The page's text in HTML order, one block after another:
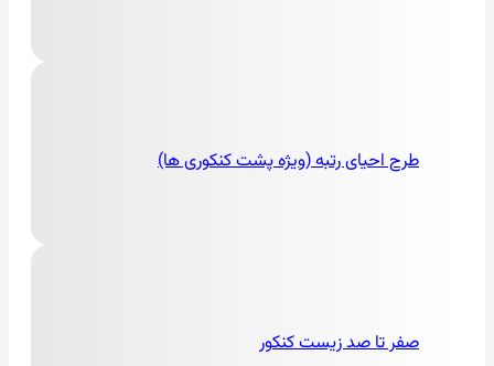
طرح احیای رتبه (ویژه پشت کنکوری ها)
صفر تا صد زیست کنکور